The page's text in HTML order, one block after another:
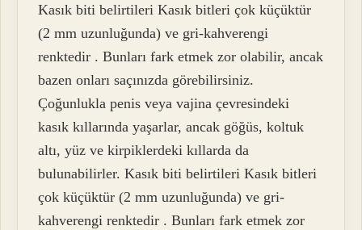
Kasık biti belirtileri Kasık bitleri çok küçüktür
(2 mm uzunluğunda) ve gri-kahverengi
renktedir . Bunları fark etmek zor olabilir, ancak
bazen onları saçınızda görebilirsiniz.
Çoğunlukla penis veya vajina çevresindeki
kasık kıllarında yaşarlar, ancak göğüs, koltuk
altı, yüz ve kirpiklerdeki kıllarda da
bulunabilirler. Kasık biti belirtileri Kasık bitleri
çok küçüktür (2 mm uzunluğunda) ve gri-
kahverengi renktedir . Bunları fark etmek zor